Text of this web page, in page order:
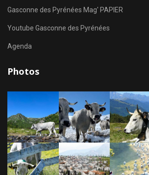
Gasconne des Pyrénées Mag' PAPIER
Youtube Gasconne des Pyrénées
Agenda
Photos